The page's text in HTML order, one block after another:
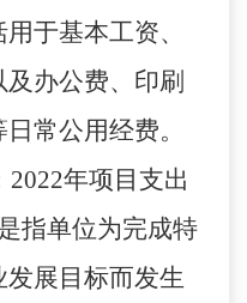
于基本工资、
办公费、印刷
常公用经费。
2022年项目支出
指单位为完成特
展目标而发生